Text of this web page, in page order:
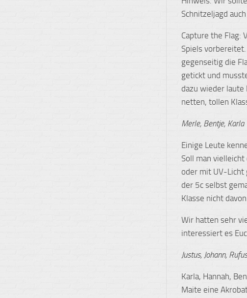
Schnitzeljagd
Capture the Flag:
Spiels
gegenseitig die
getickt und
dazu wieder laute
netten, tollen
Merle, Bentje, Karla
Einige Leute
Soll man
oder mit UV-Licht
der 5c selbst
Klasse nicht
Wir hatten sehr
interessiert es
Justus, Johann,
Karla, Hannah,
Maite eine